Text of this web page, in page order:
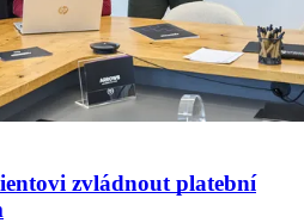
zvládnout platební